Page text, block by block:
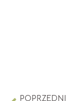
POPRZEDNI